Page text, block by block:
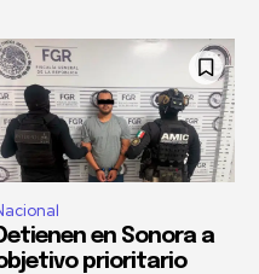
en Sonora a
prioritario